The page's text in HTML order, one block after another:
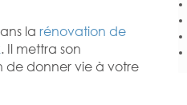
la rénovation de
. Il mettra son
de donner vie à votre